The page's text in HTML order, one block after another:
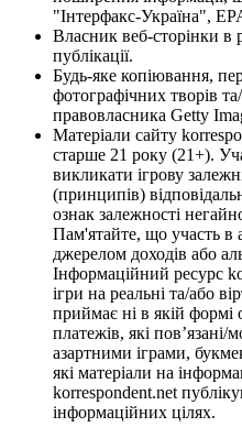
"Інтерфакс-Україна",
Власник веб-сторінки в
публікації.
Будь-яке копіювання,
фотографічних творів
правовласника Getty
Матеріали сайту
старше 21 року (21+).
викликати ігрову
(принципів)
ознак залежності
Пам'ятайте, що участь в
джерелом доходів або
Інформаційний ресурс
ігри на реальні та/або
приймає ні в якій формі
платежів, які пов’язані/
азартними іграми,
які матеріали на
korrespondent.net
інформаційних цілях.